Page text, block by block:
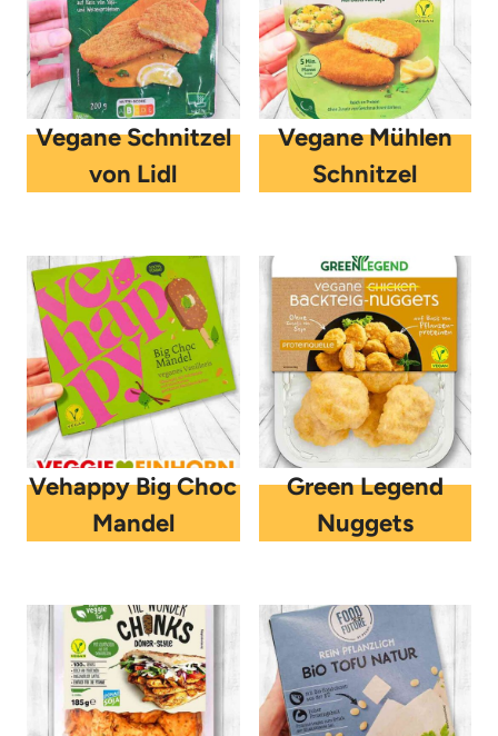
Vegane Schnitzel
von Lidl
Vegane Mühlen
Schnitzel
Vehappy Big Choc
Mandel
Green Legend
Nuggets